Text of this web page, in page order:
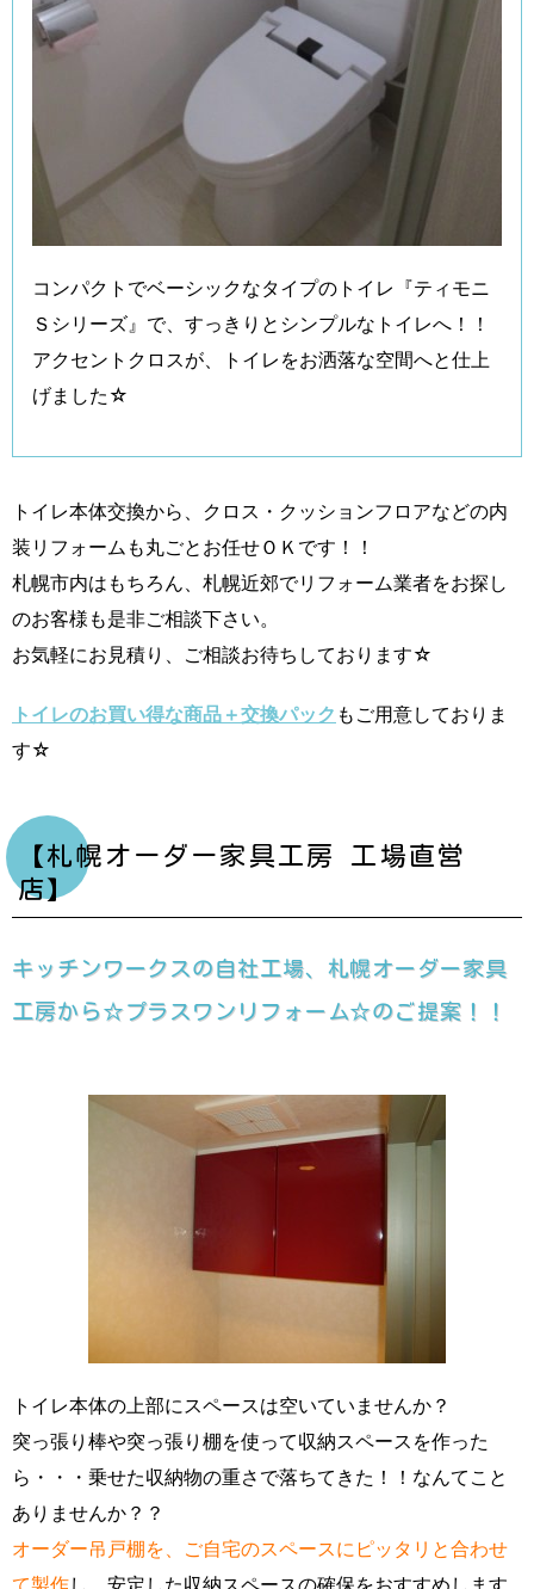
コンパクトでベーシックなタイプのトイレ『ティモニ
Ｓシリーズ』で、すっきりとシンプルなトイレへ！！
アクセントクロスが、トイレをお洒落な空間へと仕上
げました☆
トイレ本体交換から、クロス・クッションフロアなどの内
装リフォームも丸ごとお任せＯＫです！！
札幌市内はもちろん、札幌近郊でリフォーム業者をお探し
のお客様も是非ご相談下さい。
お気軽にお見積り、ご相談お待ちしております☆
トイレのお買い得な商品＋交換パック もご用意しておりま
す☆
【札幌オーダー家具工房 工場直営
店】
キッチンワークスの自社工場、札幌オーダー家具
工房から☆プラスワンリフォーム☆のご提案！！
トイレ本体の上部にスペースは空いていませんか？
突っ張り棒や突っ張り棚を使って収納スペースを作った
ら・・・乗せた収納物の重さで落ちてきた！！なんてこと
ありませんか？？
オーダー吊戸棚を、ご自宅のスペースにピッタリと合わせ
て製作し、安定した収納スペースの確保をおすすめします